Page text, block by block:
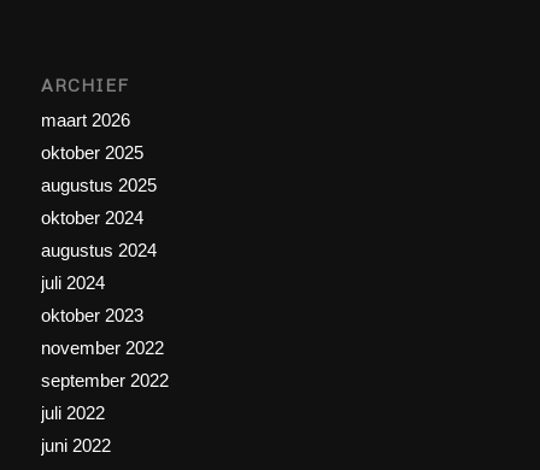
ARCHIEF
maart 2026
oktober 2025
augustus 2025
oktober 2024
augustus 2024
juli 2024
oktober 2023
november 2022
september 2022
juli 2022
juni 2022